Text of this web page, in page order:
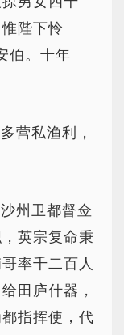
陛下怜
伯。十年
营私渔利，
州卫都督佥
英宗复命秉
率千二百人
田庐什器，
指挥使，代